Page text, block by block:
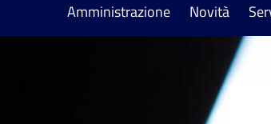
Amministrazione Novità